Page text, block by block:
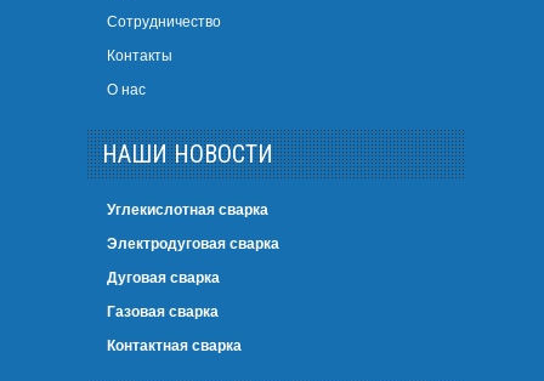
Сотрудничество
Контакты
О нас
НАШИ НОВОСТИ
Углекислотная сварка
Электродуговая сварка
Дуговая сварка
Газовая сварка
Контактная сварка